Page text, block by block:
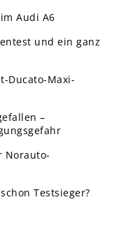
Audi A6
und ein ganz
Ducato-Maxi-
–
Norauto-
Testsieger?